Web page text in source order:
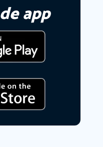
de app